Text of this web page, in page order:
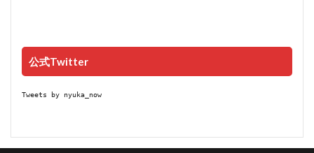
公式Twitter
Tweets by nyuka_now